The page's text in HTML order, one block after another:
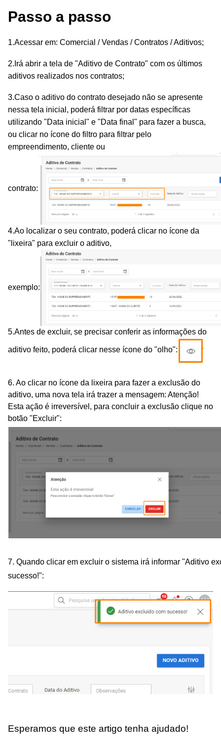
Passo a passo
1.Acessar em: Comercial / Vendas / Contratos /Aditivos;
2.Irá abrir a tela de "Aditivo de Contrato" com os últimos
aditivos realizados nos contratos;
3.Caso o aditivo do contrato desejado não se apresente
nessa tela inicial, poderá filtrar por datas específicas
utilizando "Data inicial" e "Data final" para fazer a busca,
ou clicar no ícone do filtro para filtrar pelo
empreendimento, cliente ou
contrato:
4.Ao localizar o seu contrato, poderá clicar no ícone da
"lixeira" para excluir o aditivo,
exemplo:
5.Antes de excluir, se precisar conferir as informações do
aditivo feito, poderá clicar nesse ícone do "olho":
6. Ao clicar no ícone da lixeira para fazer a exclusão do
aditivo, uma nova tela irá trazer a mensagem: Atenção!
Esta ação é irreversível, para concluir a exclusão clique no
botão "Excluir":
7. Quando clicar em excluir o sistema irá informar "Aditivo
sucesso!":
Esperamos que este artigo tenha ajudado!